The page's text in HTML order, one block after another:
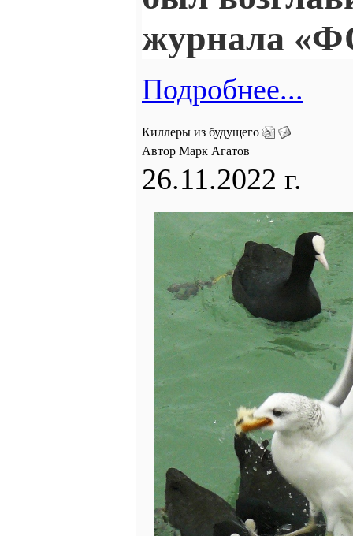
журнала
Подробнее...
Киллеры из будущего
Автор Марк Агатов
26.11.2022 г.